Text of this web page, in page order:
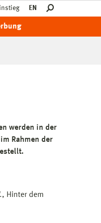
EN
werden in der
Rahmen der
Hinter dem